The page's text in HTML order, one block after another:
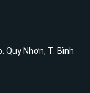
Quy Nhơn, T. Bình